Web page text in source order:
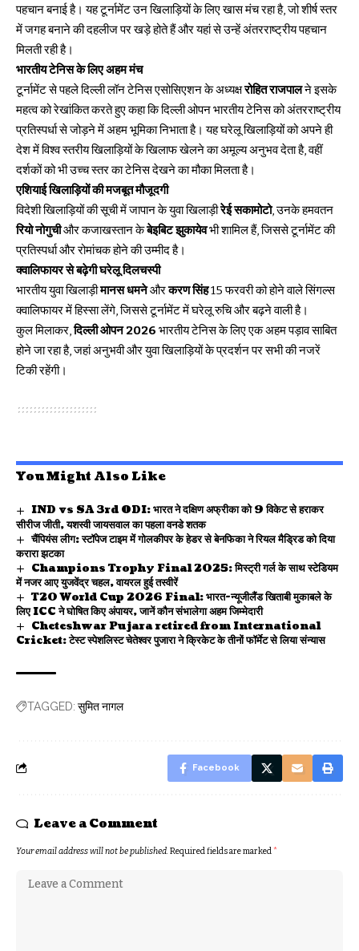
पहचान बनाई है। यह टूर्नामेंट उन खिलाड़ियों के लिए खास मंच रहा है, जो शीर्ष स्तर
में जगह बनाने की दहलीज पर खड़े होते हैं और यहां से उन्हें अंतरराष्ट्रीय पहचान
मिलती रही है।
भारतीय टेनिस के लिए अहम मंच
टूर्नामेंट से पहले दिल्ली लॉन टेनिस एसोसिएशन के अध्यक्षरोहित राजपालने इसके
महत्व को रेखांकित करते हुए कहा कि दिल्ली ओपन भारतीय टेनिस को अंतरराष्ट्रीय
प्रतिस्पर्धा से जोड़ने में अहम भूमिका निभाता है। यह घरेलू खिलाड़ियों को अपने ही
देश में विश्व स्तरीय खिलाड़ियों के खिलाफ खेलने का अमूल्य अनुभव देता है, वहीं
दर्शकों को भी उच्च स्तर का टेनिस देखने का मौका मिलता है।
एशियाई खिलाड़ियों की मजबूत मौजूदगी
विदेशी खिलाड़ियों की सूची में जापान के युवा खिलाड़ीरेई सकामोटो, उनके हमवतन
रियो नोगुचीऔर कजाखस्तान केबेइबिट झुकायेवभी शामिल हैं, जिससे टूर्नामेंट की
प्रतिस्पर्धा और रोमांचक होने की उम्मीद है।
क्वालिफायर से बढ़ेगी घरेलू दिलचस्पी
भारतीय युवा खिलाड़ीमानस धमनेऔरकरण सिंह15 फरवरी को होने वाले सिंगल्स
क्वालिफायर में हिस्सा लेंगे, जिससे टूर्नामेंट में घरेलू रुचि और बढ़ने वाली है।
कुल मिलाकर,दिल्ली ओपन 2026 भारतीय टेनिस के लिए एक अहम पड़ाव साबित
होने जा रहा है, जहां अनुभवी और युवा खिलाड़ियों के प्रदर्शन पर सभी की नजरें
टिकी रहेंगी।
You Might Also Like
IND vs SA 3rd ODI: भारत ने दक्षिण अफ्रीका को 9 विकेट से हराकर
सीरीज जीती, यशस्वी जायसवाल का पहला वनडे शतक
चैंपियंस लीग: स्टॉपेज टाइम में गोलकीपर के हेडर से बेनफिका ने रियल मैड्रिड को दिया
करारा झटका
Champions Trophy Final 2025: मिस्ट्री गर्ल के साथ स्टेडियम
में नजर आए युजवेंद्र चहल, वायरल हुई तस्वीरें
T20 World Cup 2026 Final: भारत-न्यूजीलैंड खिताबी मुकाबले के
लिए ICC ने घोषित किए अंपायर, जानें कौन संभालेगा अहम जिम्मेदारी
Cheteshwar Pujara retired from International
Cricket: टेस्ट स्पेशलिस्ट चेतेश्वर पुजारा ने क्रिकेट के तीनों फॉर्मेट से लिया संन्यास
TAGGED: सुमित नागल
Facebook
Leave a Comment
Your email address will not be published.Required fields are marked*